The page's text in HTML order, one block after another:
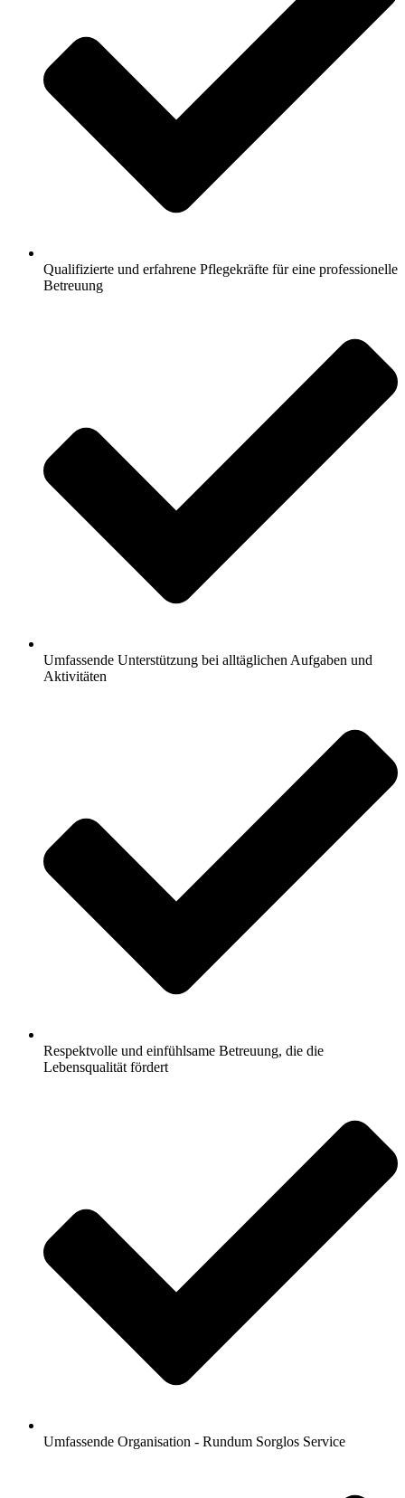
Qualifizierte und erfahrene Pflegekräfte für eine professionelle
Betreuung
Umfassende Unterstützung bei alltäglichen Aufgaben und
Aktivitäten
Respektvolle und einfühlsame Betreuung, die die
Lebensqualität fördert
Umfassende Organisation - Rundum Sorglos Service